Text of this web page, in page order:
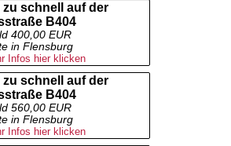
zu schnell auf der
B404
400,00 EUR
in Flensburg
Infos hier klicken
zu schnell auf der
B404
560,00 EUR
in Flensburg
Infos hier klicken